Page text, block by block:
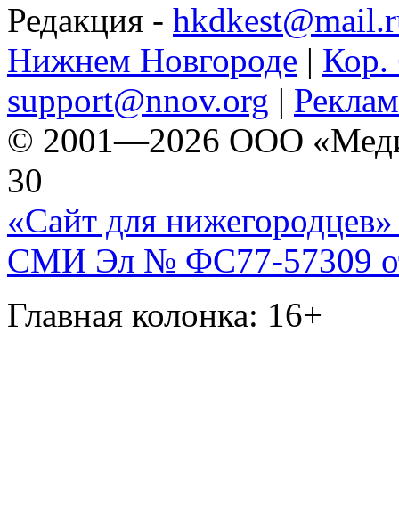
Редакция -
Нижнем Новгороде | Кор.
support@nnov.org |
© 2001—2026 ООО
30
«Сайт для нижегородцев»
СМИ Эл № ФС77-57309
Главная колонка: 16+